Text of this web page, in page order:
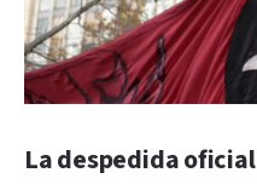
La despedida oficial